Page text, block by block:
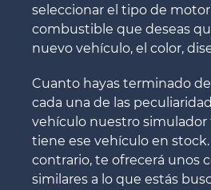
seleccionar el tipo de
combustible que deseas
nuevo vehículo, el color,
Cuanto hayas terminado
cada una de las
vehículo nuestro simulador
tiene ese vehículo en stock.
contrario, te ofrecerá unos
similares a lo que estás